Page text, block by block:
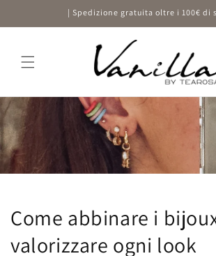
direttamente
ai contenuti
| Spedizione gratuita oltre i 100€ di
Come abbinare i
valorizzare ogni look